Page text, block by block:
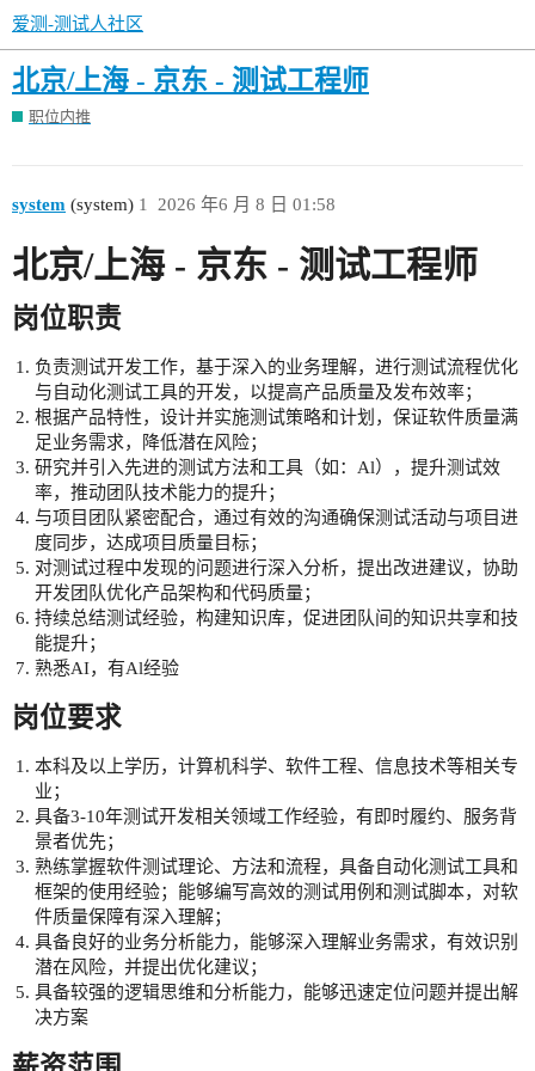
爱测-测试人社区
北京/上海 - 京东 - 测试工程师
职位内推
system (system) 2026 年6 月 8 日 01:58
1
北京/上海 - 京东 - 测试工程师
岗位职责
负责测试开发工作，基于深入的业务理解，进行测试流程优化
与自动化测试工具的开发，以提高产品质量及发布效率；
根据产品特性，设计并实施测试策略和计划，保证软件质量满
足业务需求，降低潜在风险；
研究并引入先进的测试方法和工具（如：Al），提升测试效
率，推动团队技术能力的提升；
与项目团队紧密配合，通过有效的沟通确保测试活动与项目进
度同步，达成项目质量目标；
对测试过程中发现的问题进行深入分析，提出改进建议，协助
开发团队优化产品架构和代码质量；
持续总结测试经验，构建知识库，促进团队间的知识共享和技
能提升；
熟悉AI，有Al经验
岗位要求
本科及以上学历，计算机科学、软件工程、信息技术等相关专
业；
具备3-10年测试开发相关领域工作经验，有即时履约、服务背
景者优先；
熟练掌握软件测试理论、方法和流程，具备自动化测试工具和
框架的使用经验；能够编写高效的测试用例和测试脚本，对软
件质量保障有深入理解；
具备良好的业务分析能力，能够深入理解业务需求，有效识别
潜在风险，并提出优化建议；
具备较强的逻辑思维和分析能力，能够迅速定位问题并提出解
决方案